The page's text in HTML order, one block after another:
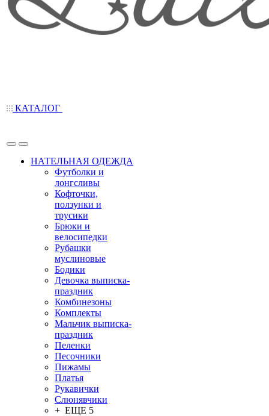
КАТАЛОГ
НАТЕЛЬНАЯ ОДЕЖДА
Футболки и
лонгсливы
Кофточки,
ползунки и
трусики
Брюки и
велосипедки
Рубашки
муслиновые
Бодики
Девочка выписка-
праздник
Комбинезоны
Комплекты
Мальчик выписка-
праздник
Пеленки
Песочники
Пижамы
Платья
Рукавички
Слюнявчики
+ ЕЩЕ 5